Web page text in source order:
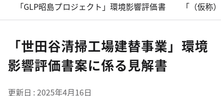
「GLP昭島プロジェクト」環境影響評価書 「（仮称
「世田谷清掃工場建替事業」環境
影響評価書案に係る見解書
更新日 2025年4月16日